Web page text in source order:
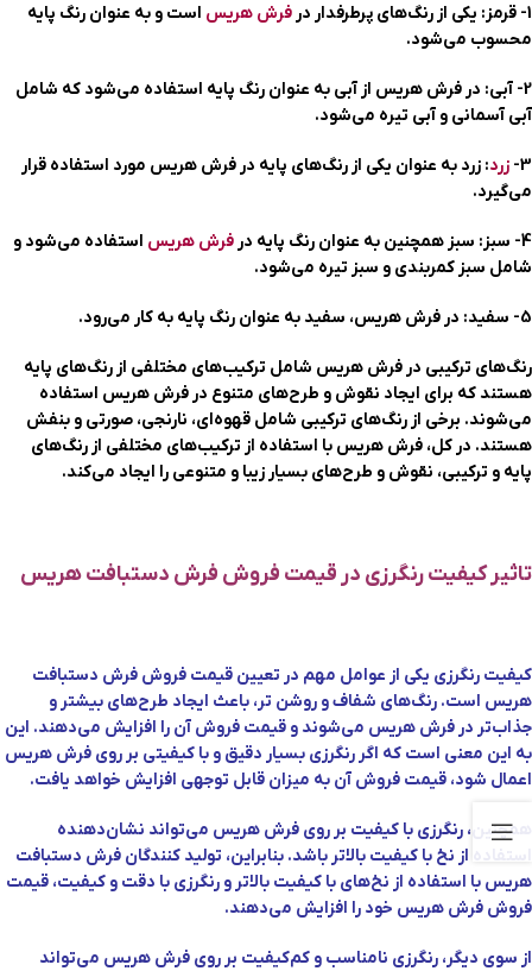
1- قرمز: یکی از رنگ‌های پرطرفدار در فرش هریس است و به عنوان رنگ پایه
محسوب می‌شود.
2- آبی: در فرش هریس از آبی به عنوان رنگ پایه استفاده می‌شود که شامل
آبی آسمانی و آبی تیره می‌شود.
3- زرد: زرد به عنوان یکی از رنگ‌های پایه در فرش هریس مورد استفاده قرار
می‌گیرد.
4- سبز: سبز همچنین به عنوان رنگ پایه در فرش هریس استفاده می‌شود و
شامل سبز کمربندی و سبز تیره می‌شود.
5- سفید: در فرش هریس، سفید به عنوان رنگ پایه به کار می‌رود.
رنگ‌های ترکیبی در فرش هریس شامل ترکیب‌های مختلفی از رنگ‌های پایه
هستند که برای ایجاد نقوش و طرح‌های متنوع در فرش هریس استفاده
می‌شوند. برخی از رنگ‌های ترکیبی شامل قهوه‌ای، نارنجی، صورتی و بنفش
هستند. در کل، فرش هریس با استفاده از ترکیب‌های مختلفی از رنگ‌های
پایه و ترکیبی، نقوش و طرح‌های بسیار زیبا و متنوعی را ایجاد می‌کند.
تاثیر کیفیت رنگرزی در قیمت فروش فرش دستبافت هریس
کیفیت رنگرزی یکی از عوامل مهم در تعیین قیمت فروش فرش دستبافت
هریس است. رنگ‌های شفاف و روشن تر، باعث ایجاد طرح‌های بیشتر و
جذاب‌تر در فرش هریس می‌شوند و قیمت فروش آن را افزایش می‌دهند. این
به این معنی است که اگر رنگرزی بسیار دقیق و با کیفیتی بر روی فرش هریس
اعمال شود، قیمت فروش آن به میزان قابل توجهی افزایش خواهد یافت.
همچنین، رنگرزی با کیفیت بر روی فرش هریس می‌تواند نشان‌دهنده
استفاده از نخ با کیفیت بالاتر باشد. بنابراین، تولید کنندگان فرش دستبافت
هریس با استفاده از نخ‌های با کیفیت بالاتر و رنگرزی با دقت و کیفیت، قیمت
فروش فرش هریس خود را افزایش می‌دهند.
از سوی دیگر، رنگرزی نامناسب و کم‌کیفیت بر روی فرش هریس می‌تواند